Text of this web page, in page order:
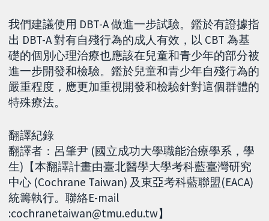
我們建議使用 DBT-A 做進一步試驗。鑑於有證據指
出 DBT-A 對有自殘行為的成人有效，以 CBT 為基
礎的個別心理治療也應該在兒童和青少年的部分被
進一步開發和檢驗。鑑於兒童和青少年自殘行為的
嚴重程度，應更加重視開發和檢驗針對這個群體的
特殊療法。
翻譯紀錄
翻譯者：呂肇尹 (國立成功大學職能治療學系，學
生)【本翻譯計畫由臺北醫學大學考科藍臺灣研究
中心 (Cochrane Taiwan) 及東亞考科藍聯盟(EACA)
統籌執行。聯絡E-mail
:cochranetaiwan@tmu.edu.tw】